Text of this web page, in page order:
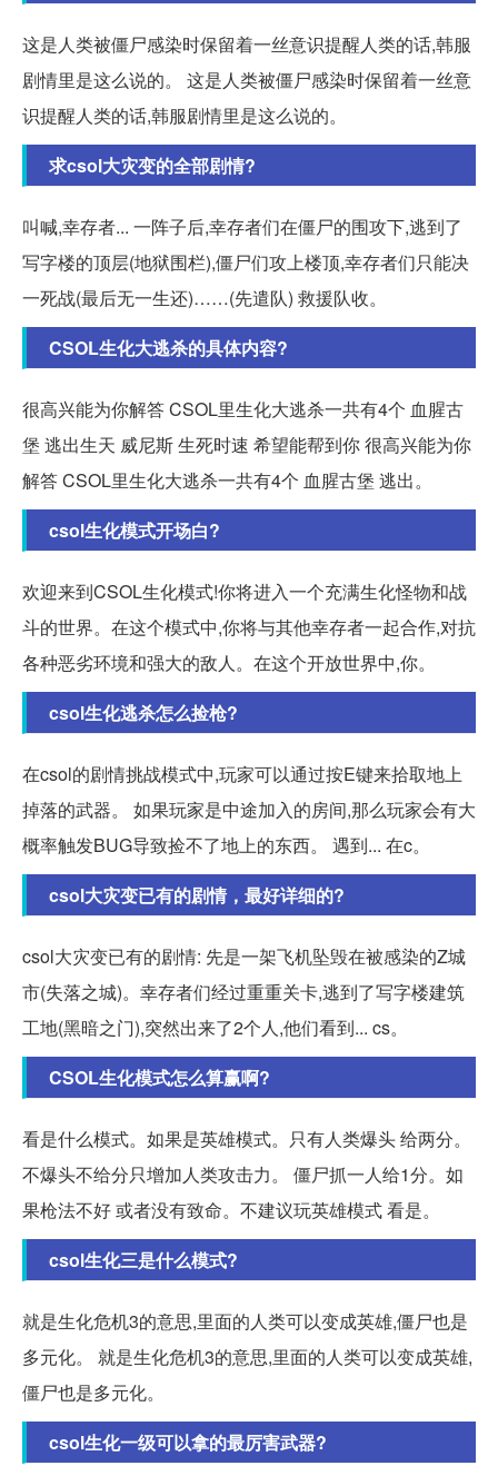
这是人类被僵尸感染时保留着一丝意识提醒人类的话,韩服
剧情里是这么说的。 这是人类被僵尸感染时保留着一丝意
识提醒人类的话,韩服剧情里是这么说的。
求csol大灾变的全部剧情?
叫喊,幸存者... 一阵子后,幸存者们在僵尸的围攻下,逃到了
写字楼的顶层(地狱围栏),僵尸们攻上楼顶,幸存者们只能决
一死战(最后无一生还)……(先遣队) 救援队收。
CSOL生化大逃杀的具体内容?
很高兴能为你解答 CSOL里生化大逃杀一共有4个 血腥古
堡 逃出生天 威尼斯 生死时速 希望能帮到你 很高兴能为你
解答 CSOL里生化大逃杀一共有4个 血腥古堡 逃出。
csol生化模式开场白?
欢迎来到CSOL生化模式!你将进入一个充满生化怪物和战
斗的世界。在这个模式中,你将与其他幸存者一起合作,对抗
各种恶劣环境和强大的敌人。在这个开放世界中,你。
csol生化逃杀怎么捡枪?
在csol的剧情挑战模式中,玩家可以通过按E键来拾取地上
掉落的武器。 如果玩家是中途加入的房间,那么玩家会有大
概率触发BUG导致捡不了地上的东西。 遇到... 在c。
csol大灾变已有的剧情，最好详细的?
csol大灾变已有的剧情: 先是一架飞机坠毁在被感染的Z城
市(失落之城)。幸存者们经过重重关卡,逃到了写字楼建筑
工地(黑暗之门),突然出来了2个人,他们看到... cs。
CSOL生化模式怎么算赢啊?
看是什么模式。如果是英雄模式。只有人类爆头 给两分。
不爆头不给分只增加人类攻击力。 僵尸抓一人给1分。如
果枪法不好 或者没有致命。不建议玩英雄模式 看是。
csol生化三是什么模式?
就是生化危机3的意思,里面的人类可以变成英雄,僵尸也是
多元化。 就是生化危机3的意思,里面的人类可以变成英雄,
僵尸也是多元化。
csol生化一级可以拿的最厉害武器?